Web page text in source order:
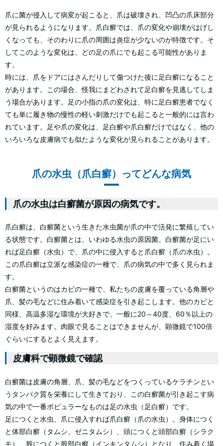
爪に菌が侵入して病変が起こると、爪は破壊され、凹凸の爪床部分
が見られるようになります。爪白癬では、爪の変化や崩壊がはげし
くなっても、そのわりに爪の周囲は炎症が少ないのが特徴です。そ
してこのような変化は、どの足の爪にでも起こる可能性がありま
す。
時には、爪をドアにはさんだりして傷つけた後に足白癬になること
があります。この場合、怪我にまどわされて足白癬を見逃してしま
う場合があります。足の小指の爪の変化は、特に足白癬患者でなく
ても単に履き物の慢性の軽い刺激だけでも起こると一般的には言わ
れています。足や爪の変化は、足白癬や爪白癬だけではなく、他の
いろいろな皮膚病でも似たような変化が見られることがあります。
爪の水虫（爪白癬）ってどんな病気
爪の水虫は白癬菌が原因の病気です。
爪白癬は、白癬菌という生きた水虫菌が爪の中で活発に繁殖してい
る状態です。白癬菌とは、いわゆる水虫の原因菌。白癬菌が足にい
れば足白癬（水虫）で、爪の中に侵入すると爪白癬（爪の水虫）。
この爪白癬は立派な感染症の一種で、爪の病気の中で多く見られま
す。
白癬菌というのはカビの一種で、私たちの皮膚を覆っている角層や
爪、髪の毛などに住み着いて感染症を引き起こします。他のカビと
同様、高温多湿な環境が大好きで、一般に20～40度、60％以上の
湿度を好みます。肉眼で見ることはできませんが、顕微鏡で100倍
ぐらいにするとよく見えます。
皮膚科で顕微鏡で確認
白癬菌は皮膚の角層、爪、髪の毛などをつくっているケラチンとい
うタンパク質を栄養にして生きており、この白癬菌が引き起こす病
気の中で一番ポピュラーなものは足の水虫（足白癬）です。
足につくと水虫、爪に侵入すれば爪白癬（爪の水虫）。身体につく
と体部白癬（タムシ、ゼニタムシ）、頭につくと頭部白癬（シラク
モ）、股につくと股部白癬（インキンタムシ）となり、住み着く場